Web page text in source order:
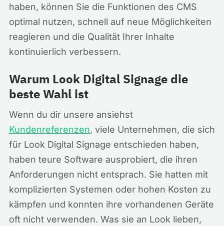
haben, können Sie die Funktionen des CMS
optimal nutzen, schnell auf neue Möglichkeiten
reagieren und die Qualität Ihrer Inhalte
kontinuierlich verbessern.
Warum Look Digital Signage die
beste Wahl ist
Wenn du dir unsere ansiehst
Kundenreferenzen, viele Unternehmen, die sich
für Look Digital Signage entschieden haben,
haben teure Software ausprobiert, die ihren
Anforderungen nicht entsprach. Sie hatten mit
komplizierten Systemen oder hohen Kosten zu
kämpfen und konnten ihre vorhandenen Geräte
oft nicht verwenden. Was sie an Look lieben,